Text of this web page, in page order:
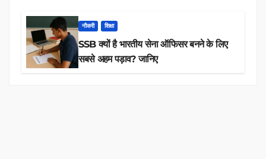
नौकरी शिक्षा
SSB क्यों है भारतीय सेना ऑफिसर बनने के लिए
सबसे अहम पड़ाव? जानिए